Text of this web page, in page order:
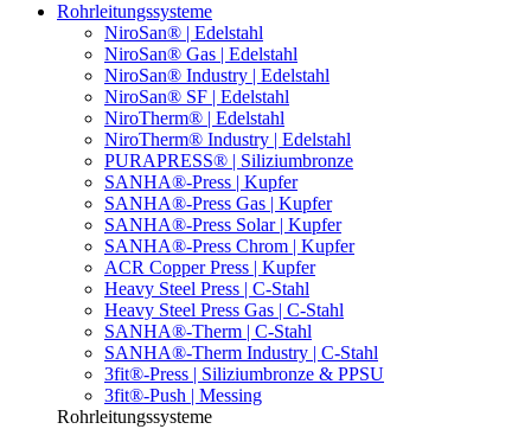
Rohrleitungssysteme
NiroSan® | Edelstahl
NiroSan® Gas | Edelstahl
NiroSan® Industry | Edelstahl
NiroSan® SF | Edelstahl
NiroTherm® | Edelstahl
NiroTherm® Industry | Edelstahl
PURAPRESS® | Siliziumbronze
SANHA®-Press | Kupfer
SANHA®-Press Gas | Kupfer
SANHA®-Press Solar | Kupfer
SANHA®-Press Chrom | Kupfer
ACR Copper Press | Kupfer
Heavy Steel Press | C-Stahl
Heavy Steel Press Gas | C-Stahl
SANHA®-Therm | C-Stahl
SANHA®-Therm Industry | C-Stahl
3fit®-Press | Siliziumbronze & PPSU
3fit®-Push | Messing
Rohrleitungssysteme